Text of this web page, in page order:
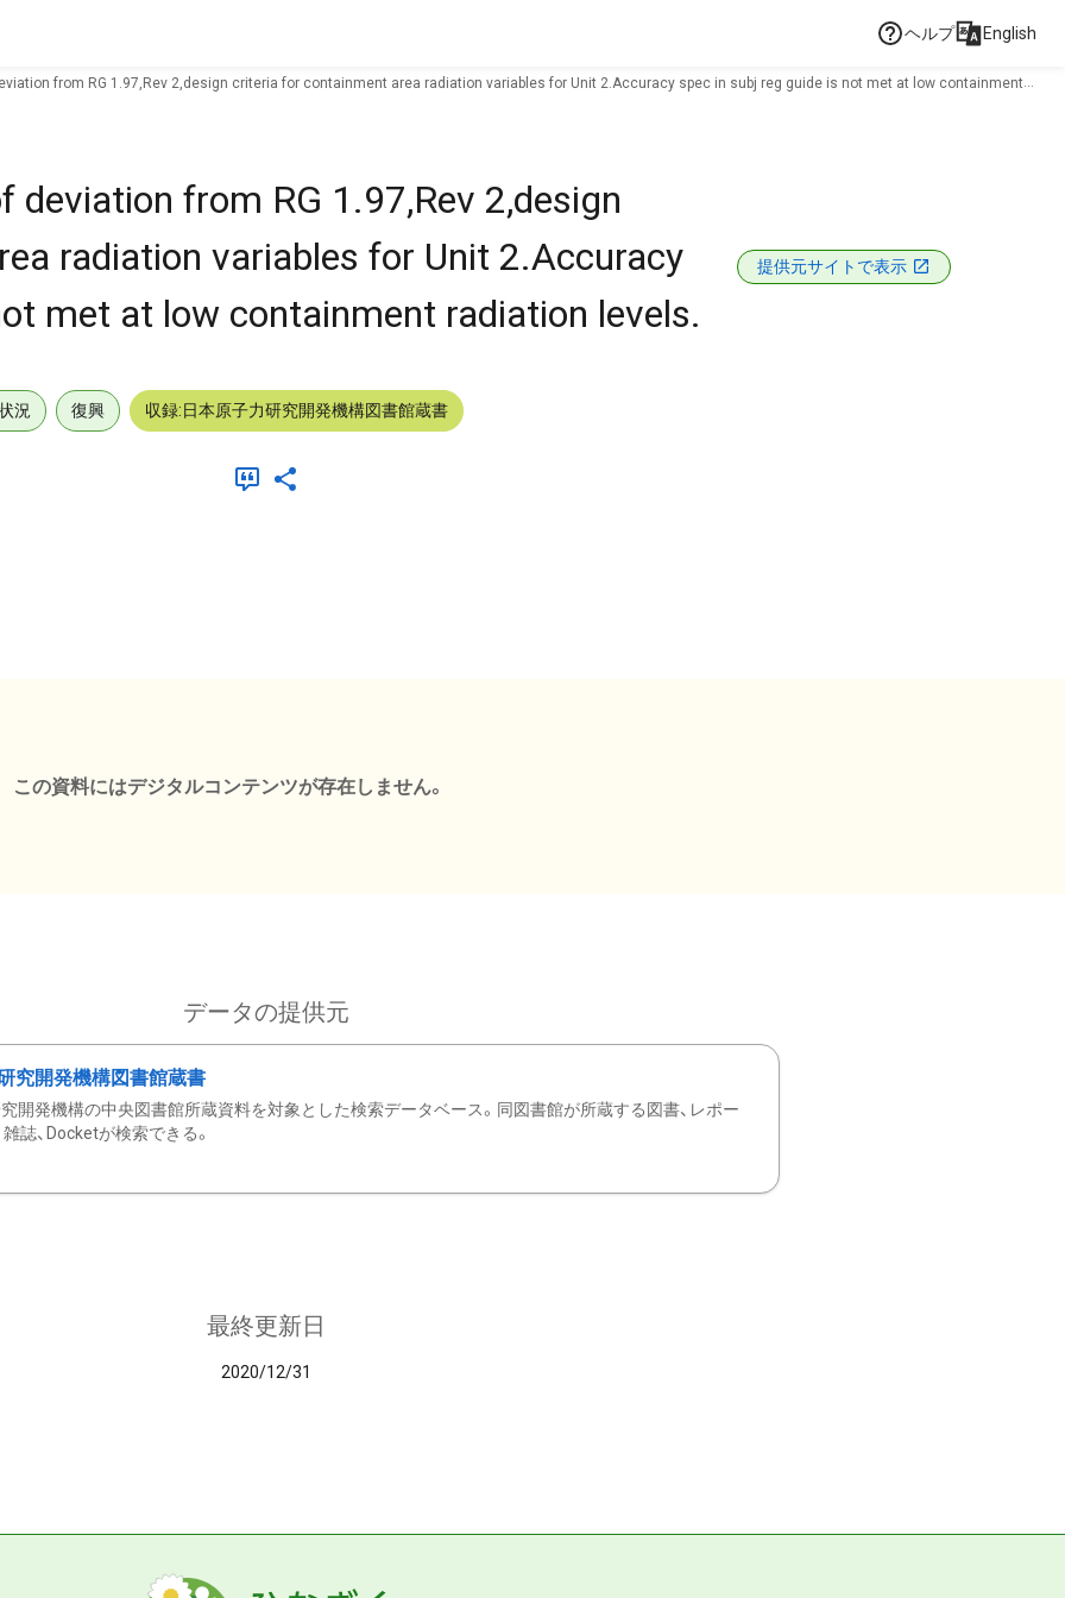
ヘルプ English
from RG 1.97,Rev 2,design criteria for containment area radiation variables for Unit 2.Accuracy spec in subj reg guide is not met at low containment
deviation from RG 1.97,Rev 2,design
radiation variables for Unit 2.Accuracy
met at low containment radiation levels.
提供元サイトで表示
況 復興 収録:日本原子力研究開発機構図書館蔵書
この資料にはデジタルコンテンツが存在しません。
データの提供元
究開発機構図書館蔵書
開発機構の中央図書館所蔵資料を対象とした検索データベース。同図書館が所蔵する図書、レポー
雑誌、Docketが検索できる。
最終更新日
2020/12/31